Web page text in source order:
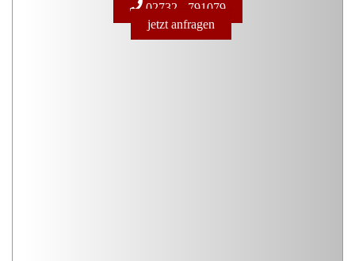
02732 - 791079
jetzt anfragen